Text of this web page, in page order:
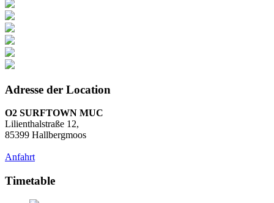
Adresse der Location
O2 SURFTOWN MUC
Lilienthalstraße 12,
85399 Hallbergmoos
Anfahrt
Timetable